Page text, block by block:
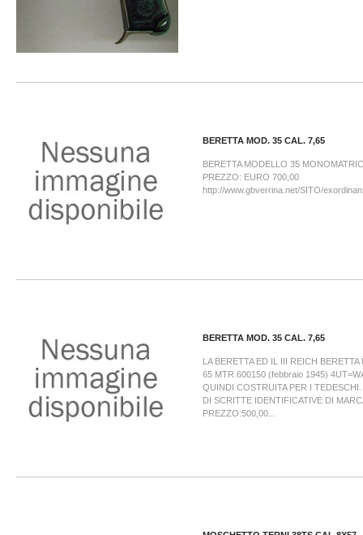
BERETTA MOD. 35 CAL. 7,65
BERETTA MODELLO 35
PREZZO: EURO 700,00
http://www.gbverrina.net/SITO/
BERETTA MOD. 35 CAL. 7,65
LA BERETTA ED IL III REICH
65 MTR.600150 (febbraio 1945)
QUINDI COSTRUITA PER I TEDESCHI.
DI SCRITTE IDENTIFICATIVE DI
PREZZO:500,00...